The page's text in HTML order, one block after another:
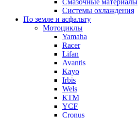
Смазочные материалы
Системы охлаждения
По земле и асфальту
Мотоциклы
Yamaha
Racer
Lifan
Avantis
Kayo
Irbis
Wels
КТМ
YCF
Cronus